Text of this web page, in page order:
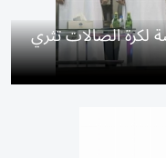
الصالات تثري